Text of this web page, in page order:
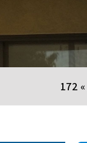
»
172